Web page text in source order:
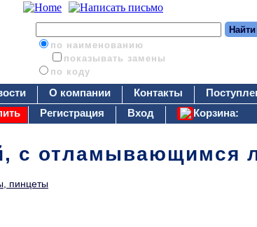
по наименованию
показывать замены
по коду
О компании Контакты
Регистрация Вход
Корзина:
с отламывающимся
пинцеты